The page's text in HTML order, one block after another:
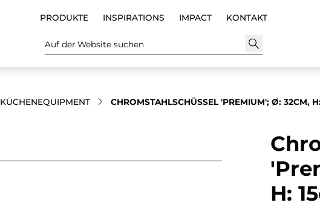
PRODUKTE INSPIRATIONS IMPACT KONTAKT
Auf der Website suchen
KÜCHENEQUIPMENT CHROMSTAHLSCHÜSSEL 'PREMIUM'; Ø: 32CM,
H: